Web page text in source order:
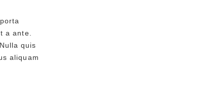
a ante.
quis
aliquam